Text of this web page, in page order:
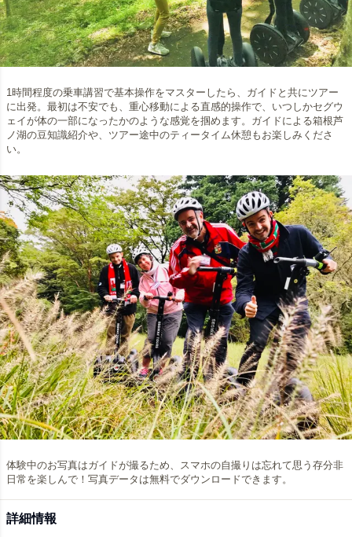
1時間程度の乗車講習で基本操作をマスターしたら、ガイドと共にツアー
に出発。最初は不安でも、重心移動による直感的操作で、いつしかセグウ
ェイが体の一部になったかのような感覚を掴めます。ガイドによる箱根芦
ノ湖の豆知識紹介や、ツアー途中のティータイム休憩もお楽しみくださ
い。
体験中のお写真はガイドが撮るため、スマホの自撮りは忘れて思う存分非
日常を楽しんで！写真データは無料でダウンロードできます。
詳細情報